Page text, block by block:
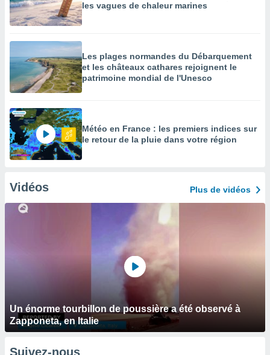
les vagues de chaleur marines
Les plages normandes du Débarquement
et les châteaux cathares rejoignent le
patrimoine mondial de l'Unesco
Météo en France : les premiers indices sur
le retour de la pluie dans votre région
Vidéos Plus de vidéos
Un énorme tourbillon de poussière a été observé à
Zapponeta, en Italie
Suivez-nous